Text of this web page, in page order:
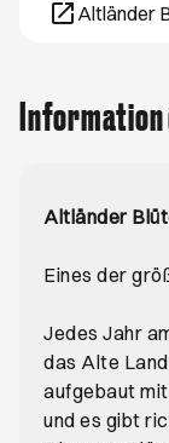
Altländer
Öffnet ein
Altländer
Eines der
Jedes Jahr
das Alte
aufgebaut
und es gibt